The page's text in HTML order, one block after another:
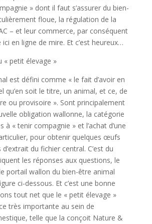
» dont il faut s’assurer du bien-
floue, la régulation de la
– et leur commerce, par conséquent
en ligne de mire. Et c’est heureux…
« petit élevage »
est défini comme « le fait d’avoir en
qu’en soit le titre, un animal, et ce, de
ou provisoire ». Sont principalement
obligation wallonne, la catégorie
à « tenir compagnie » et l’achat d’une
pour obtenir quelques œufs
du fichier central. C’est du
les réponses aux questions, le
portail wallon du bien-être animal
ci-dessous. Et c’est une bonne
tout net que le « petit élevage »
très importante au sein de
telle que la conçoit Nature &